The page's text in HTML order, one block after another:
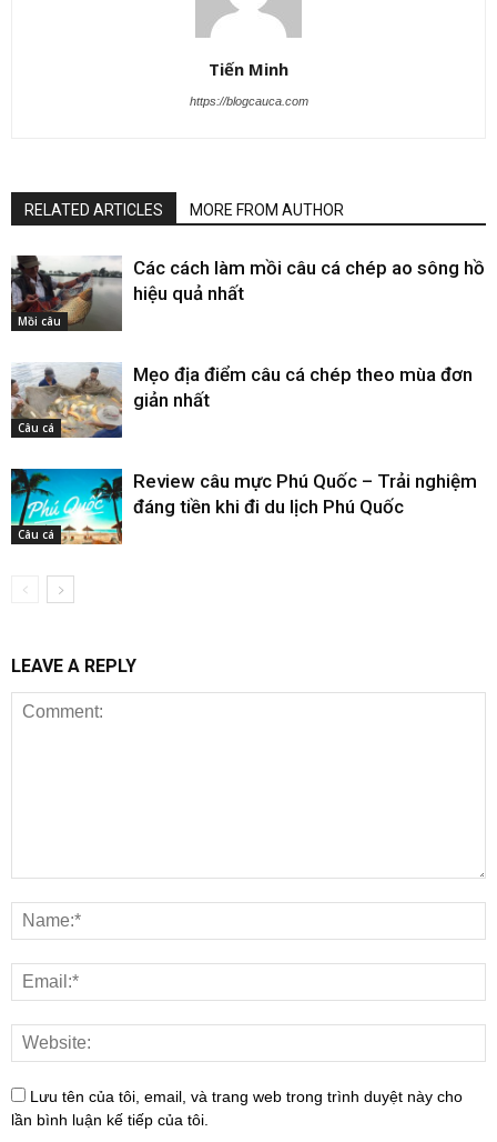
Tiến Minh
https://blogcauca.com
RELATED ARTICLES MORE FROM AUTHOR
Mồi câu
Các cách làm mồi câu cá chép ao sông hồ
hiệu quả nhất
Câu cá
Mẹo địa điểm câu cá chép theo mùa đơn
giản nhất
Câu cá
Review câu mực Phú Quốc – Trải nghiệm
đáng tiền khi đi du lịch Phú Quốc
LEAVE A REPLY
Lưu tên của tôi, email, và trang web trong trình duyệt này cho
lần bình luận kế tiếp của tôi.